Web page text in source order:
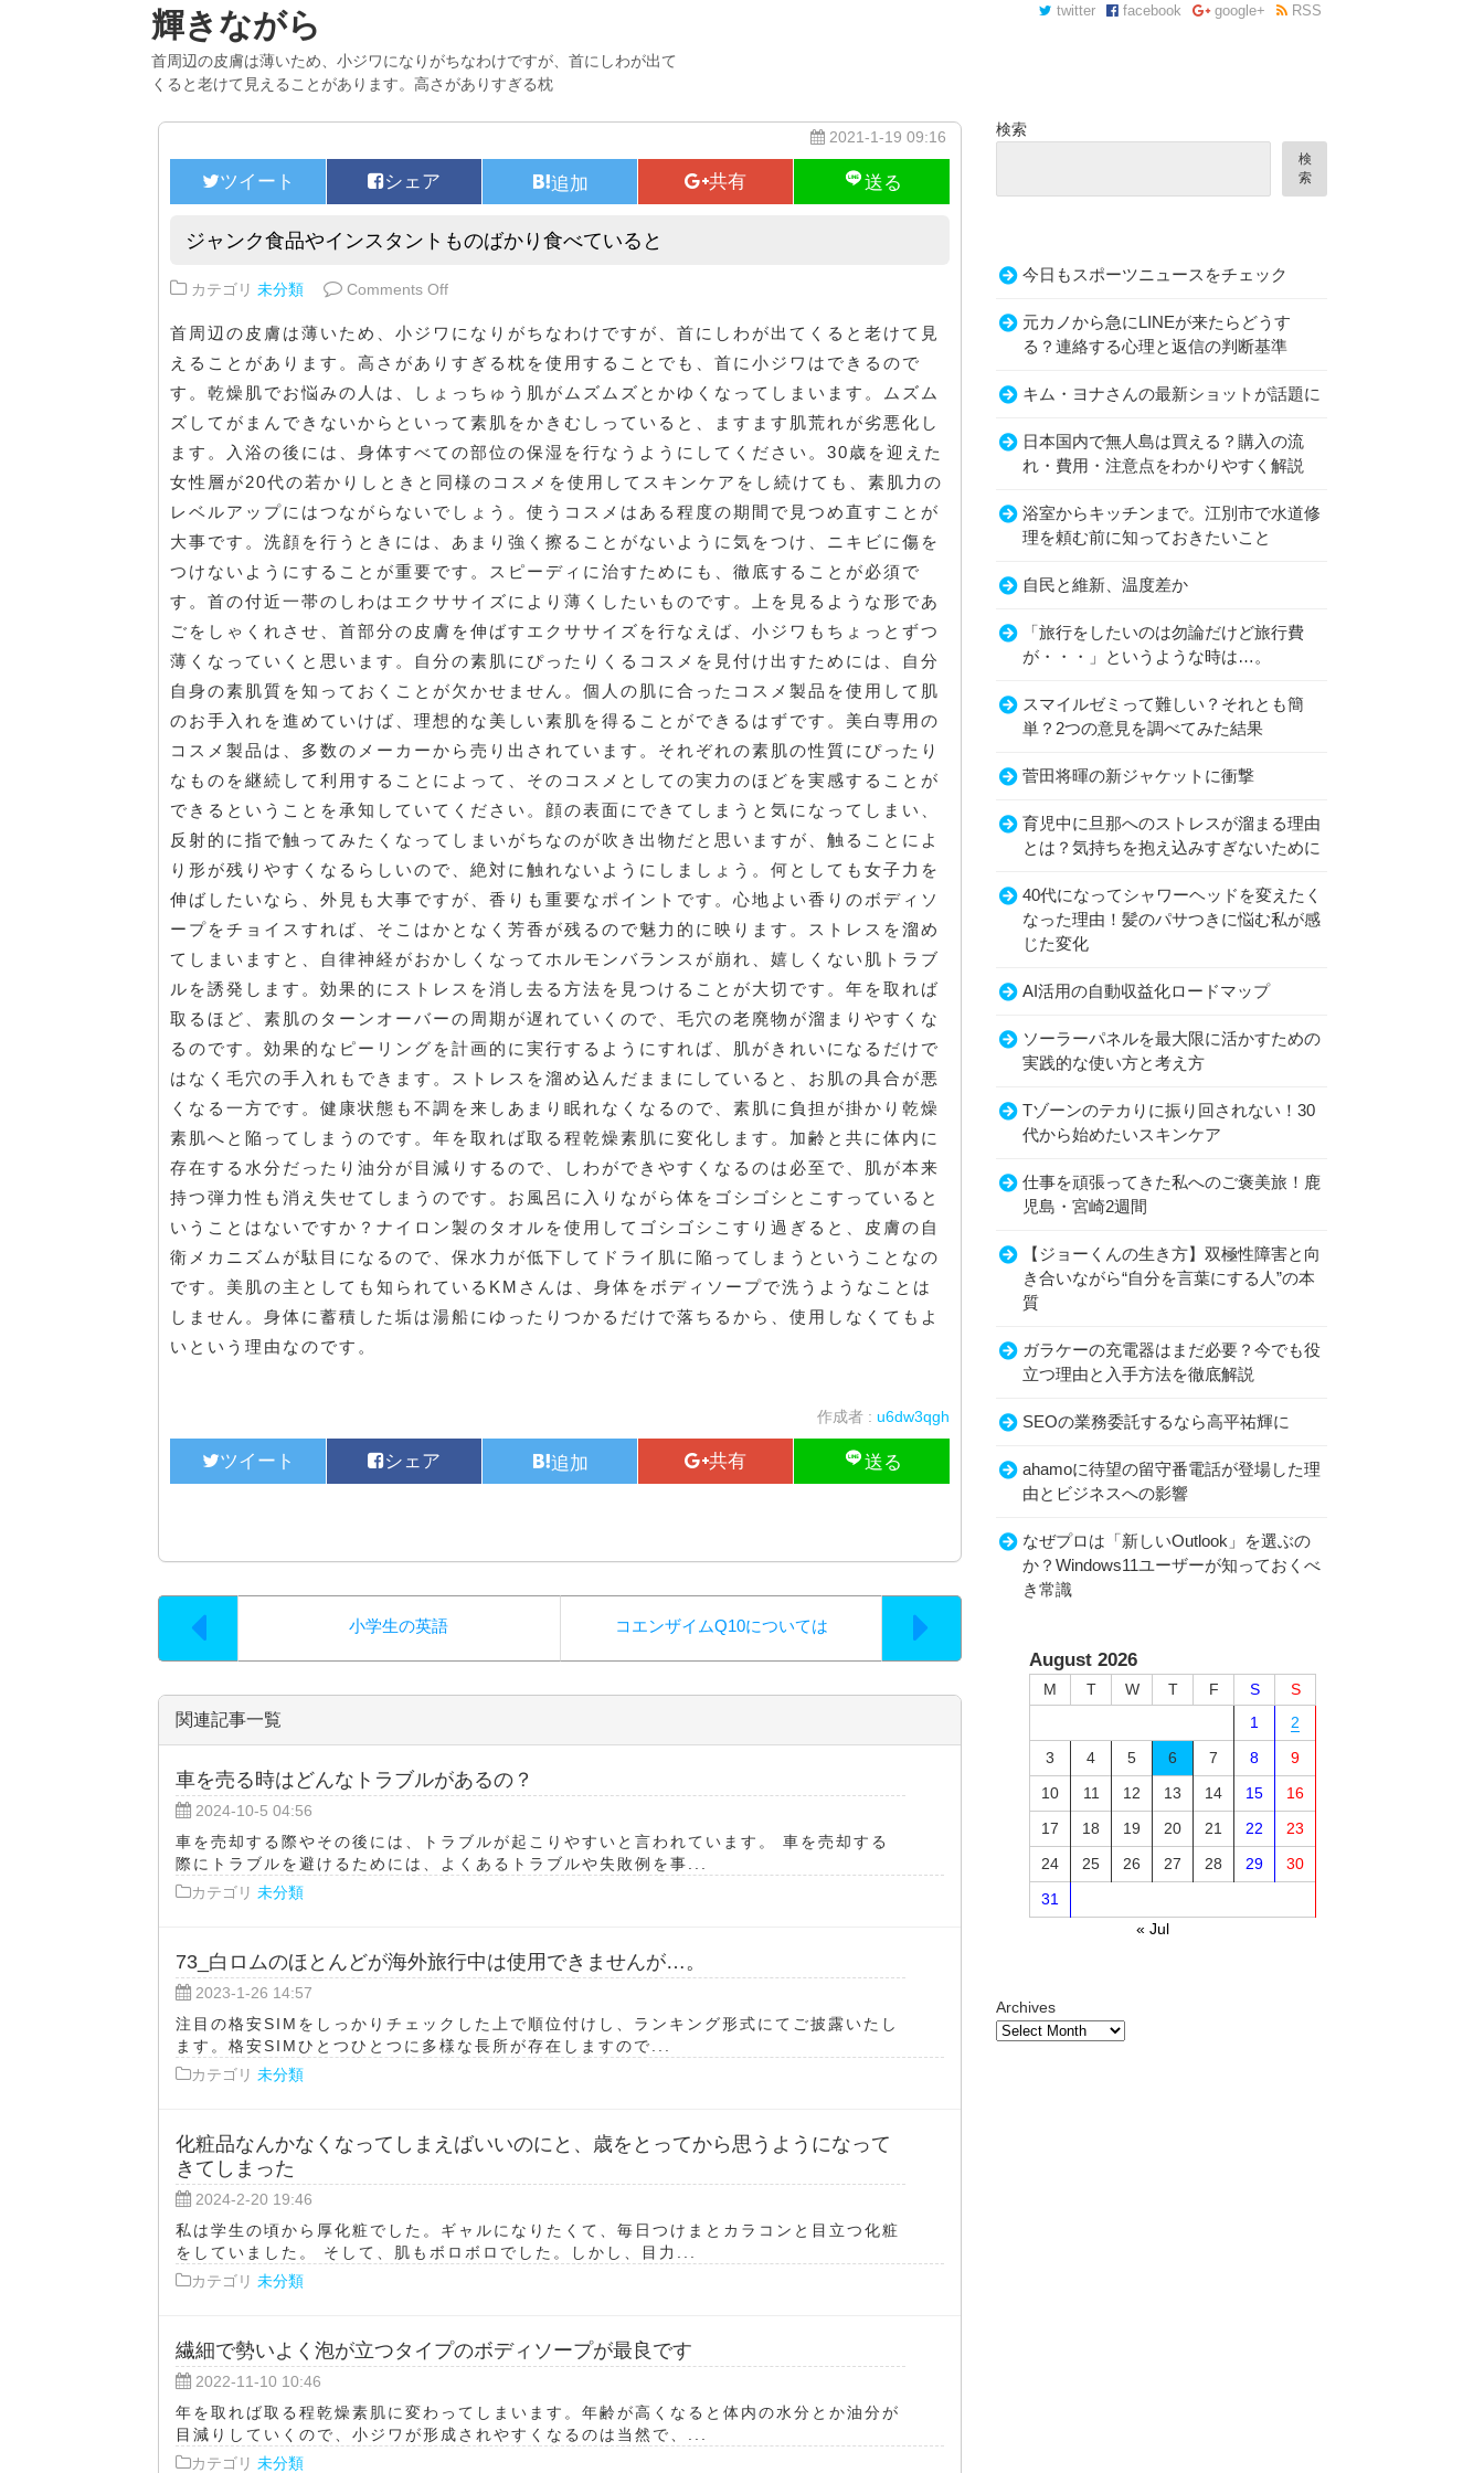
輝きながら
首周辺の皮膚は薄いため、小ジワになりがちなわけですが、首にしわが出て
くると老けて見えることがあります。高さがありすぎる枕
twitter facebook google+ RSS
2021-1-19 09:16
ジャンク食品やインスタントものばかり食べていると
カテゴリ 未分類 Comments Offon ジャンク食品やインスタントものばかり食べていると
首周辺の皮膚は薄いため、小ジワになりがちなわけですが、首にしわが出てくると老けて見
えることがあります。高さがありすぎる枕を使用することでも、首に小ジワはできるので
す。乾燥肌でお悩みの人は、しょっちゅう肌がムズムズとかゆくなってしまいます。ムズム
ズしてがまんできないからといって素肌をかきむしっていると、ますます肌荒れが劣悪化し
ます。入浴の後には、身体すべての部位の保湿を行なうようにしてください。30歳を迎えた
女性層が20代の若かりしときと同様のコスメを使用してスキンケアをし続けても、素肌力の
レベルアップにはつながらないでしょう。使うコスメはある程度の期間で見つめ直すことが
大事です。洗顔を行うときには、あまり強く擦ることがないように気をつけ、ニキビに傷を
つけないようにすることが重要です。スピーディに治すためにも、徹底することが必須で
す。首の付近一帯のしわはエクササイズにより薄くしたいものです。上を見るような形であ
ごをしゃくれさせ、首部分の皮膚を伸ばすエクササイズを行なえば、小ジワもちょっとずつ
薄くなっていくと思います。自分の素肌にぴったりくるコスメを見付け出すためには、自分
自身の素肌質を知っておくことが欠かせません。個人の肌に合ったコスメ製品を使用して肌
のお手入れを進めていけば、理想的な美しい素肌を得ることができるはずです。美白専用の
コスメ製品は、多数のメーカーから売り出されています。それぞれの素肌の性質にぴったり
なものを継続して利用することによって、そのコスメとしての実力のほどを実感することが
できるということを承知していてください。顔の表面にできてしまうと気になってしまい、
反射的に指で触ってみたくなってしまいがちなのが吹き出物だと思いますが、触ることによ
り形が残りやすくなるらしいので、絶対に触れないようにしましょう。何としても女子力を
伸ばしたいなら、外見も大事ですが、香りも重要なポイントです。心地よい香りのボディソ
ープをチョイスすれば、そこはかとなく芳香が残るので魅力的に映ります。ストレスを溜め
てしまいますと、自律神経がおかしくなってホルモンバランスが崩れ、嬉しくない肌トラブ
ルを誘発します。効果的にストレスを消し去る方法を見つけることが大切です。年を取れば
取るほど、素肌のターンオーバーの周期が遅れていくので、毛穴の老廃物が溜まりやすくな
るのです。効果的なピーリングを計画的に実行するようにすれば、肌がきれいになるだけで
はなく毛穴の手入れもできます。ストレスを溜め込んだままにしていると、お肌の具合が悪
くなる一方です。健康状態も不調を来しあまり眠れなくなるので、素肌に負担が掛かり乾燥
素肌へと陥ってしまうのです。年を取れば取る程乾燥素肌に変化します。加齢と共に体内に
存在する水分だったり油分が目減りするので、しわができやすくなるのは必至で、肌が本来
持つ弾力性も消え失せてしまうのです。お風呂に入りながら体をゴシゴシとこすっていると
いうことはないですか？ナイロン製のタオルを使用してゴシゴシこすり過ぎると、皮膚の自
衛メカニズムが駄目になるので、保水力が低下してドライ肌に陥ってしまうということなの
です。美肌の主としても知られているKMさんは、身体をボディソープで洗うようなことは
しません。身体に蓄積した垢は湯船にゆったりつかるだけで落ちるから、使用しなくてもよ
いという理由なのです。
作成者 : u6dw3qgh
小学生の英語 コエンザイムQ10については
関連記事一覧
車を売る時はどんなトラブルがあるの？
2024-10-5 04:56
車を売却する際やその後には、トラブルが起こりやすいと言われています。 車を売却する
際にトラブルを避けるためには、よくあるトラブルや失敗例を事...
カテゴリ 未分類
73_白ロムのほとんどが海外旅行中は使用できませんが…。
2023-1-26 14:57
注目の格安SIMをしっかりチェックした上で順位付けし、ランキング形式にてご披露いたし
ます。格安SIMひとつひとつに多様な長所が存在しますので...
カテゴリ 未分類
化粧品なんかなくなってしまえばいいのにと、歳をとってから思うようになって
きてしまった
2024-2-20 19:46
私は学生の頃から厚化粧でした。ギャルになりたくて、毎日つけまとカラコンと目立つ化粧
をしていました。 そして、肌もボロボロでした。しかし、目力...
カテゴリ 未分類
繊細で勢いよく泡が立つタイプのボディソープが最良です
2022-11-10 10:46
年を取れば取る程乾燥素肌に変わってしまいます。年齢が高くなると体内の水分とか油分が
目減りしていくので、小ジワが形成されやすくなるのは当然で、...
カテゴリ 未分類
検索
検
索
今日もスポーツニュースをチェック
元カノから急にLINEが来たらどうす
る？連絡する心理と返信の判断基準
キム・ヨナさんの最新ショットが話題に
日本国内で無人島は買える？購入の流
れ・費用・注意点をわかりやすく解説
浴室からキッチンまで。江別市で水道修
理を頼む前に知っておきたいこと
自民と維新、温度差か
「旅行をしたいのは勿論だけど旅行費
が・・・」というような時は…。
スマイルゼミって難しい？それとも簡
単？2つの意見を調べてみた結果
菅田将暉の新ジャケットに衝撃
育児中に旦那へのストレスが溜まる理由
とは？気持ちを抱え込みすぎないために
40代になってシャワーヘッドを変えたく
なった理由！髪のパサつきに悩む私が感
じた変化
AI活用の自動収益化ロードマップ
ソーラーパネルを最大限に活かすための
実践的な使い方と考え方
Tゾーンのテカりに振り回されない！30
代から始めたいスキンケア
仕事を頑張ってきた私へのご褒美旅！鹿
児島・宮崎2週間
【ジョーくんの生き方】双極性障害と向
き合いながら“自分を言葉にする人”の本
質
ガラケーの充電器はまだ必要？今でも役
立つ理由と入手方法を徹底解説
SEOの業務委託するなら高平祐輝に
ahamoに待望の留守番電話が登場した理
由とビジネスへの影響
なぜプロは「新しいOutlook」を選ぶの
か？Windows11ユーザーが知っておくべ
き常識
August 2026
M T W T F S
S
1
2
3
4 5 6 7 8
9
10
11 12 13 14 15
16
17
18 19 20 21 22
23
24
25 26 27 28 29
30
31
« Jul
Archives